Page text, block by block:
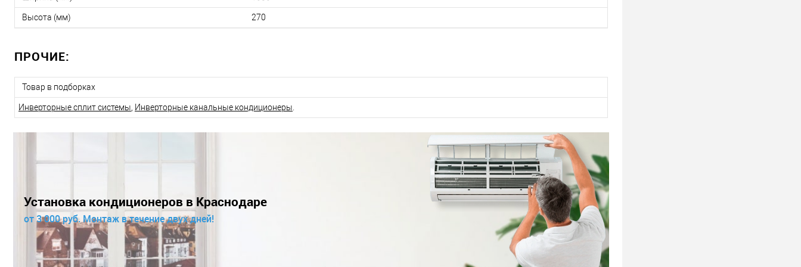
Высота (мм) 270
ПРОЧИЕ:
Товар в подборках
Инверторные сплит системы, Инверторные канальные кондиционеры.
Установка кондиционеров в Краснодаре
от 3 000 руб. Монтаж в течение двух дней!